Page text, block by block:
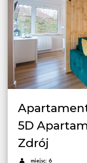
5D
Zdrój
miejsc: 6